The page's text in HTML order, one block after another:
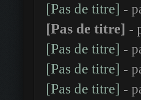
[Pas de titre] -
[Pas de titre] -
[Pas de titre] -
[Pas de titre] -
[Pas de titre] -